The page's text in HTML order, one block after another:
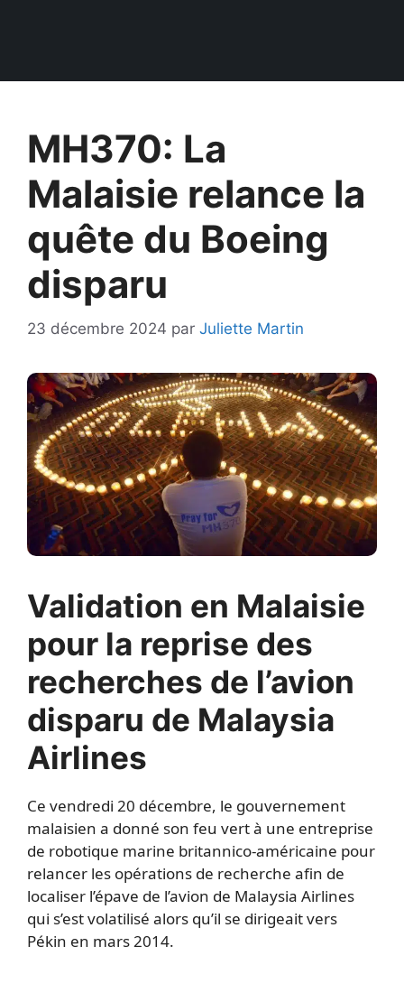
MH370: La
Malaisie relance la
quête du Boeing
disparu
23 décembre 2024 par Juliette Martin
Validation en Malaisie
pour la reprise des
recherches de l’avion
disparu de Malaysia
Airlines
Ce vendredi 20 décembre, le gouvernement
malaisien a donné son feu vert à une entreprise
de robotique marine britannico-américaine pour
relancer les opérations de recherche afin de
localiser l’épave de l’avion de Malaysia Airlines
qui s’est volatilisé alors qu’il se dirigeait vers
Pékin en mars 2014.